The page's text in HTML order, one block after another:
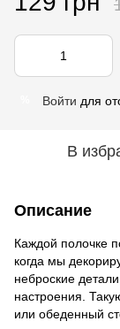
Войти для
В
Описание
Каждой полочке
когда мы
неброские
настроения.
или обеденный